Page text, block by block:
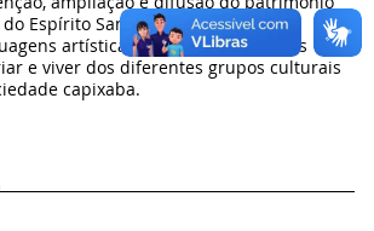
Espírito Santo, promovendo a
artísticas, além de valorizar os
e viver dos diferentes grupos culturais
capixaba.